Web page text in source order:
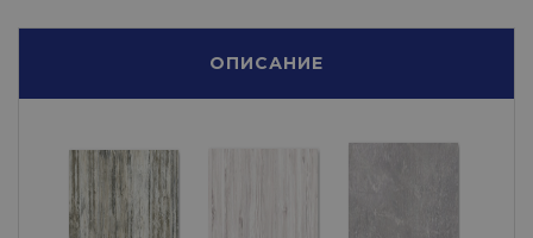
ОПИСАНИЕ